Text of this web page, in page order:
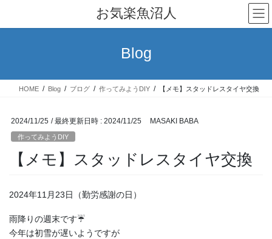
テ
ス
ゲ
ン
お気楽魚沼人
Blog
HOME Blog ブログ 作ってみようDIY 【メモ】スタッドレスタイヤ交換
2024/11/25 / 最終更新日時 : 2024/11/25 MASAKI BABA
作ってみようDIY
【メモ】スタッドレスタイヤ交換
2024年11月23日（勤労感謝の日）
雨降りの週末です☔
今年は初雪が遅いようですが